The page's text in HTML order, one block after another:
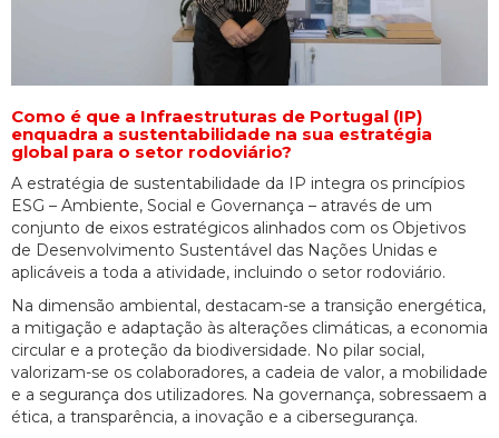
Como é que a Infraestruturas de Portugal (IP)
enquadra a sustentabilidade na sua estratégia
global para o setor rodoviário?
A estratégia de sustentabilidade da IP integra os princípios
ESG – Ambiente, Social e Governança – através de um
conjunto de eixos estratégicos alinhados com os Objetivos
de Desenvolvimento Sustentável das Nações Unidas e
aplicáveis a toda a atividade, incluindo o setor rodoviário.
Na dimensão ambiental, destacam-se a transição energética,
a mitigação e adaptação às alterações climáticas, a economia
circular e a proteção da biodiversidade. No pilar social,
valorizam-se os colaboradores, a cadeia de valor, a mobilidade
e a segurança dos utilizadores. Na governança, sobressaem a
ética, a transparência, a inovação e a cibersegurança.